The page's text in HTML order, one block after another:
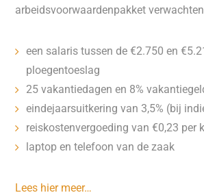
arbeidsvoorwaardenpakket
een salaris tussen de €2.750 en
ploegentoeslag
25 vakantiedagen en 8%
eindejaarsuitkering van 3,5% (bij
reiskostenvergoeding van €0,23 per
laptop en telefoon van de zaak
Lees hier meer…